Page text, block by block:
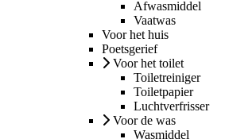
Afwasmiddel
Vaatwas
Voor het huis
Poetsgerief
Voor het toilet
Toiletreiniger
Toiletpapier
Luchtverfrisser
Voor de was
Wasmiddel